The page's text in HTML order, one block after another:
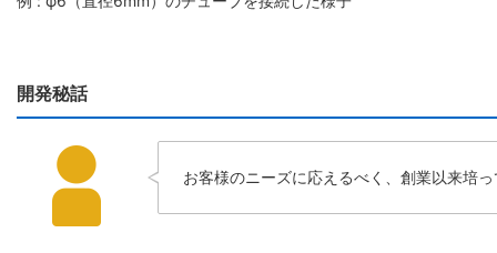
開発秘話
お客様のニーズに応えるべく、創業以来培